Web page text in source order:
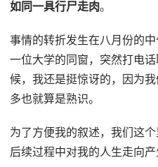
如同一具行尸走肉。
事情的转折发生在八月份的
一位大学的同窗，突然打电
候，我还是挺惊讶的，因为
多也就算是熟识。
为了方便我的叙述，我们这
后续过程中对我的人生走向产